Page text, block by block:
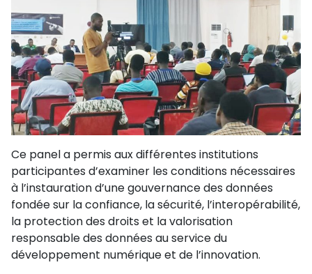
Ce panel a permis aux différentes institutions
participantes d’examiner les conditions nécessaires
à l’instauration d’une gouvernance des données
fondée sur la confiance, la sécurité, l’interopérabilité,
la protection des droits et la valorisation
responsable des données au service du
développement numérique et de l’innovation.